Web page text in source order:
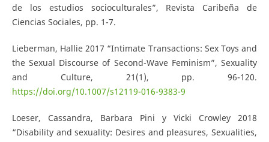
de los estudios socioculturales”, Revista Caribeña de
Ciencias Sociales, pp. 1-7.
Lieberman, Hallie 2017 “Intimate Transactions: Sex Toys and
the Sexual Discourse of Second-Wave Feminism”, Sexuality
and Culture, 21(1), pp. 96-120.
https://doi.org/10.1007/s12119-016-9383-9
Loeser, Cassandra, Barbara Pini y Vicki Crowley 2018
“Disability and sexuality: Desires and pleasures, Sexualities,